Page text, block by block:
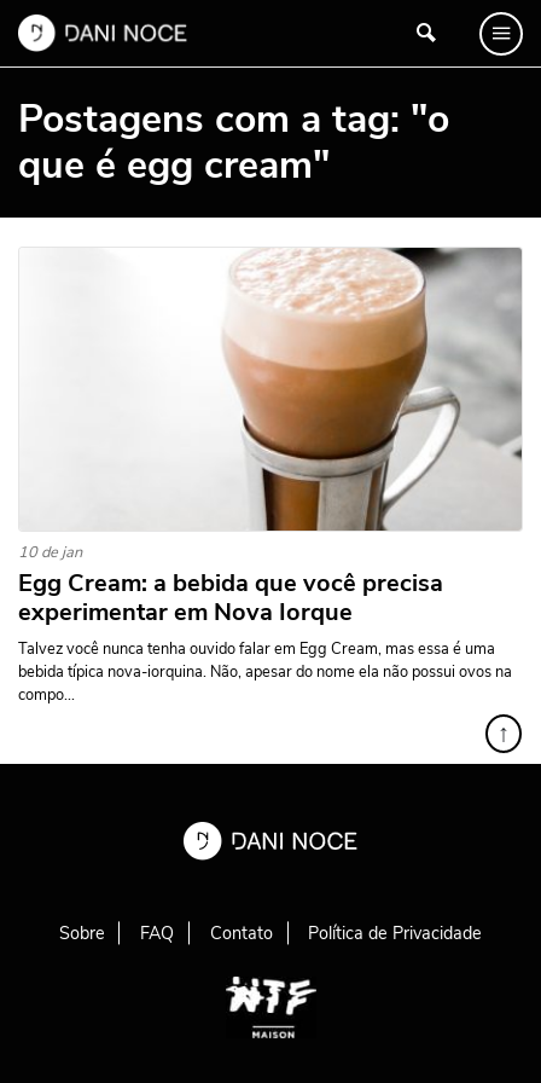
Postagens com a tag: "o
que é egg cream"
10 de jan
Egg Cream: a bebida que você precisa
experimentar em Nova Iorque
Talvez você nunca tenha ouvido falar em Egg Cream, mas essa é uma
bebida típica nova-iorquina. Não, apesar do nome ela não possui ovos na
compo...
↑
Sobre FAQ Contato Política de Privacidade